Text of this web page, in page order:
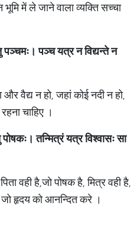
में ले जाने वाला व्यक्ति सच्चा
पञ्चमः। पञ्चयत्रनविद्यन्तेन
और वैद्य न हो, जहां कोई नदी न हो,
चाहिए ।
पोषकः। तन्मित्रंयत्रविश्वासःसा
वही है,जो पोषक है, मित्र वही है,
जो हृदय को आनन्दित करे ।